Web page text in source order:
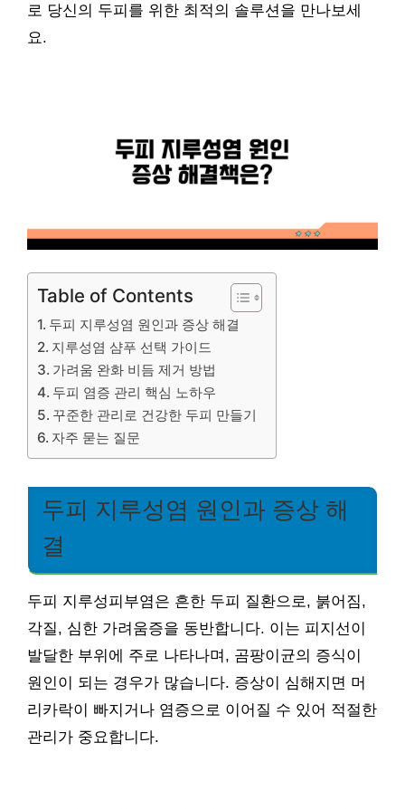
로 당신의 두피를 위한 최적의 솔루션을 만나보세
요.
Table of Contents
두피 지루성염 원인과 증상 해결
지루성염 샴푸 선택 가이드
가려움 완화 비듬 제거 방법
두피 염증 관리 핵심 노하우
꾸준한 관리로 건강한 두피 만들기
자주 묻는 질문
두피 지루성염 원인과 증상 해
결
두피 지루성피부염은 흔한 두피 질환으로, 붉어짐,
각질, 심한 가려움증을 동반합니다. 이는 피지선이
발달한 부위에 주로 나타나며, 곰팡이균의 증식이
원인이 되는 경우가 많습니다. 증상이 심해지면 머
리카락이 빠지거나 염증으로 이어질 수 있어 적절한
관리가 중요합니다.